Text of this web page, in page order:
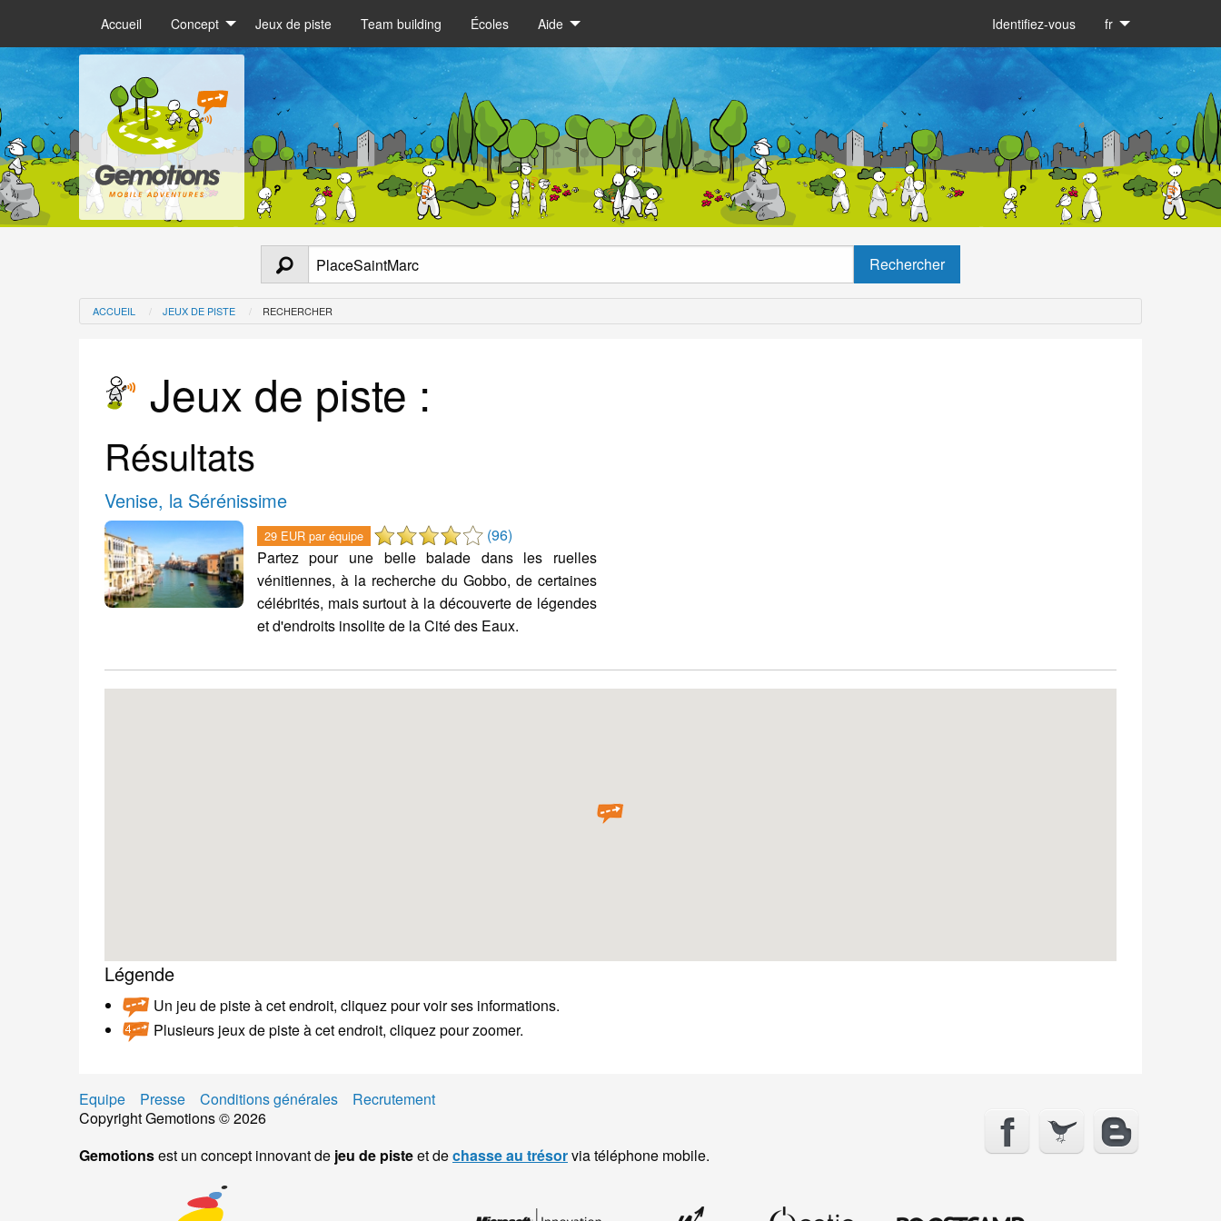
Accueil Concept Jeux de piste Team building Écoles Aide Identifiez-vous fr
ACCUEIL JEUX DE PISTE RECHERCHER
Jeux de piste :
Résultats
Venise, la Sérénissime
29 EUR par équipe
(96)
Partez pour une belle balade dans les ruelles
vénitiennes, à la recherche du Gobbo, de certaines
célébrités, mais surtout à la découverte de légendes
et d'endroits insolite de la Cité des Eaux.
Légende
Un jeu de piste à cet endroit, cliquez pour voir ses informations.
Plusieurs jeux de piste à cet endroit, cliquez pour zoomer.
Equipe Presse Conditions générales
Recrutement
Copyright Gemotions © 2026
Gemotionsest un concept innovant de jeu de pisteet dechasse au trésorvia téléphone mobile.